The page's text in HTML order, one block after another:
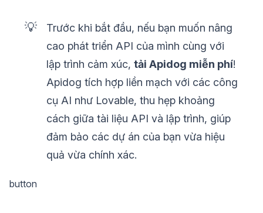
💡
Trước khi bắt đầu, nếu bạn muốn nâng
cao phát triển API của mình cùng với
lập trình cảm xúc,tải Apidog miễn phí!
Apidog tích hợp liền mạch với các công
cụ AI như Lovable, thu hẹp khoảng
cách giữa tài liệu API và lập trình, giúp
đảm bảo các dự án của bạn vừa hiệu
quả vừa chính xác.
button